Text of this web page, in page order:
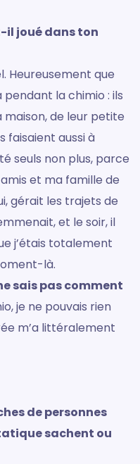
il joué dans ton
Heureusement que
la chimio : ils
maison, de leur petite
faisaient aussi à
seuls non plus, parce
et ma famille de
gérait les trajets de
et le soir, il
j’étais totalement
là.
sais pas comment
je ne pouvais rien
m’a littéralement
de personnes
sachent ou